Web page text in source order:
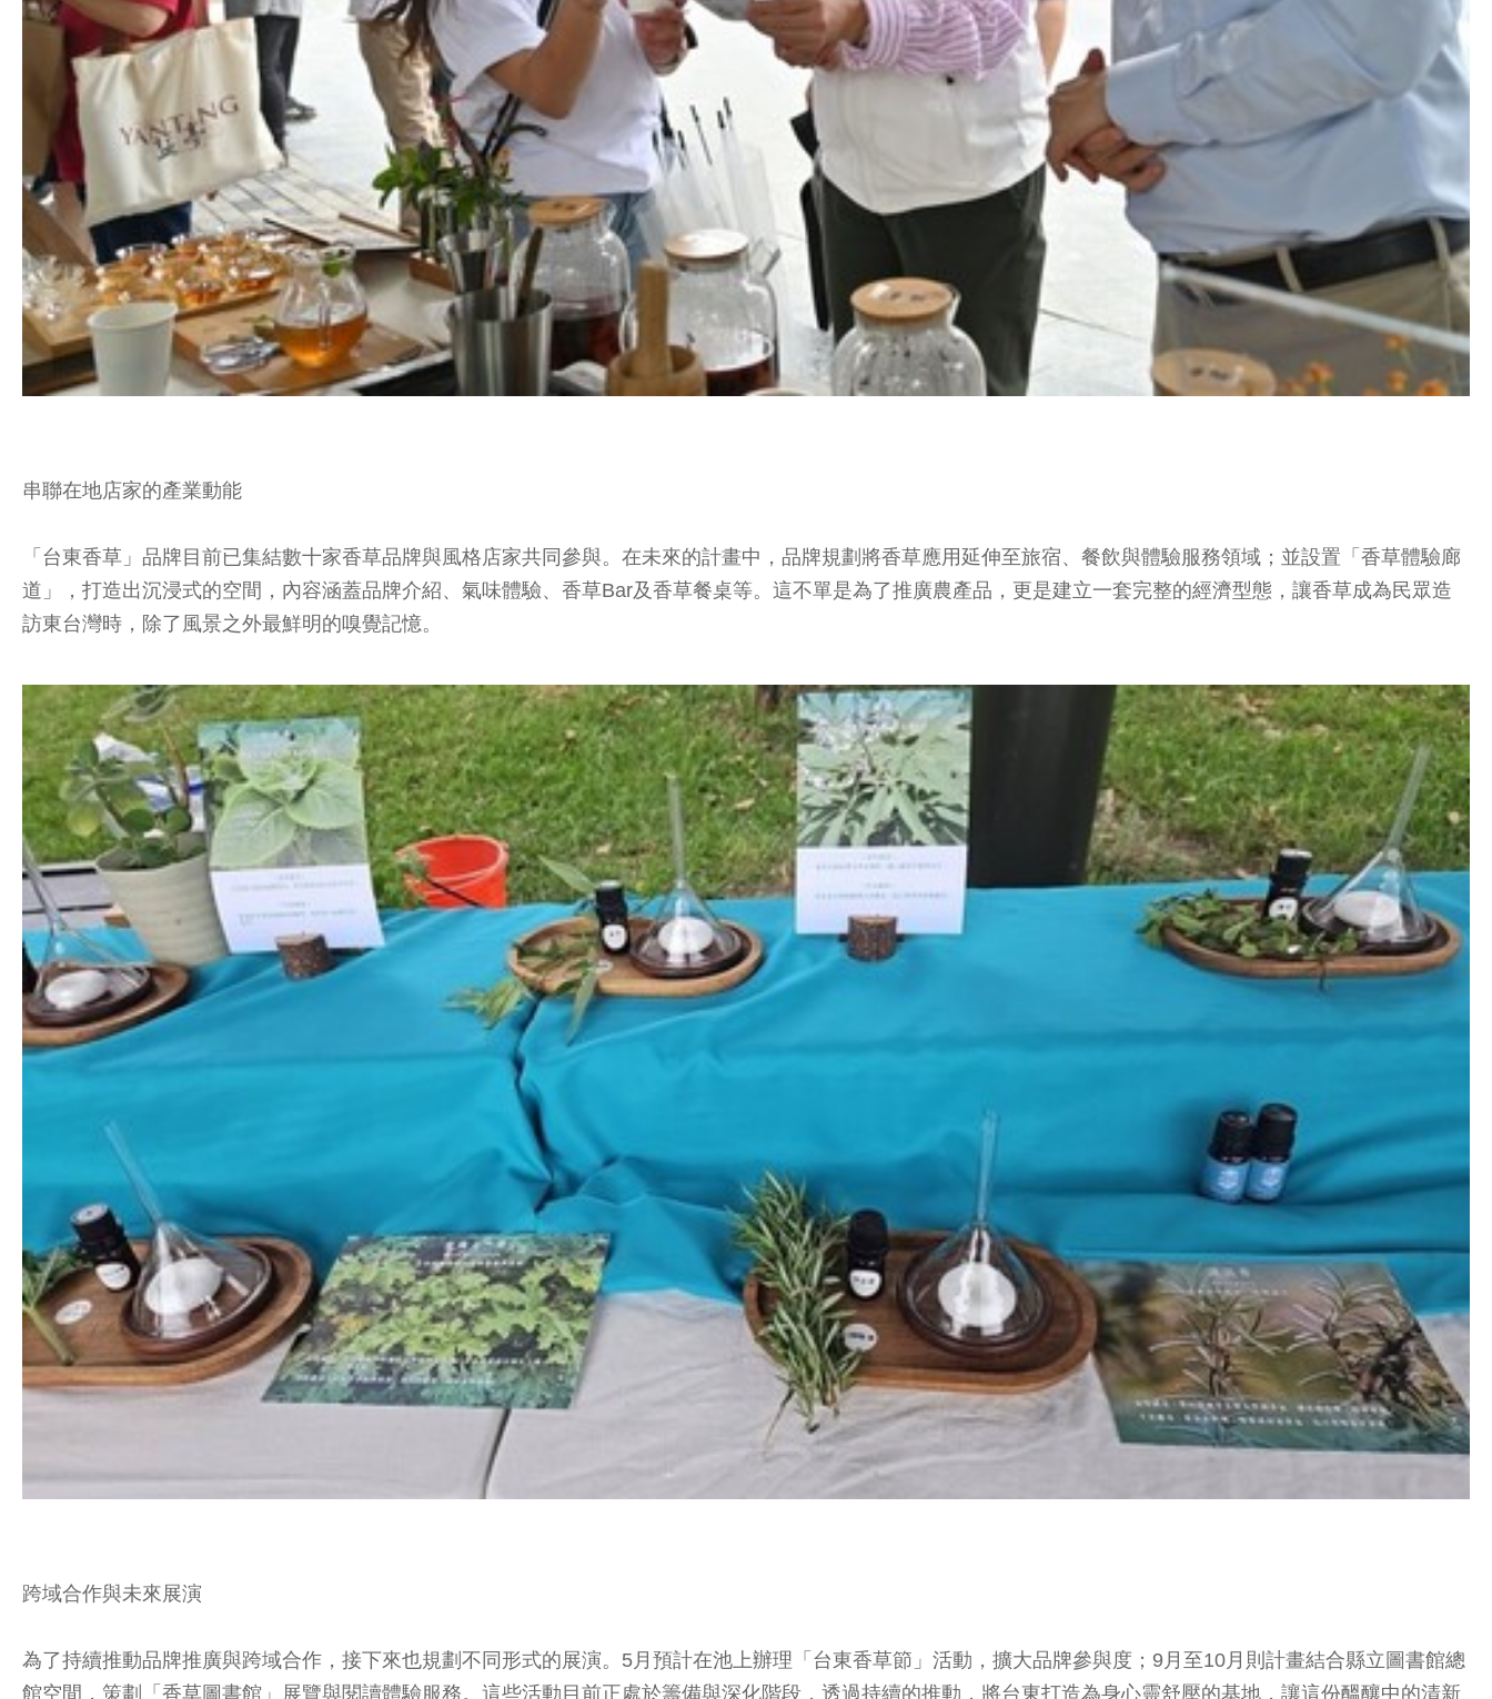
串聯在地店家的產業動能
「台東香草」品牌目前已集結數十家香草品牌與風格店家共同參與。在未來的計畫中，品牌規劃將香草應用延伸至旅宿、餐飲與體驗服務領域；並設置「香草體驗廊
道」，打造出沉浸式的空間，內容涵蓋品牌介紹、氣味體驗、香草Bar及香草餐桌等。這不單是為了推廣農產品，更是建立一套完整的經濟型態，讓香草成為民眾造
訪東台灣時，除了風景之外最鮮明的嗅覺記憶。
跨域合作與未來展演
為了持續推動品牌推廣與跨域合作，接下來也規劃不同形式的展演。5月預計在池上辦理「台東香草節」活動，擴大品牌參與度；9月至10月則計畫結合縣立圖書館總
館空間，策劃「香草圖書館」展覽與閱讀體驗服務。這些活動目前正處於籌備與深化階段，透過持續的推動，將台東打造為身心靈舒壓的基地，讓這份醞釀中的清新